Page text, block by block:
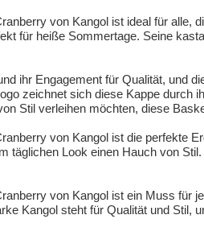
von Kangol ist ideal für
für heiße Sommertage. Seine
ihr Engagement für Qualität, und
zeichnet sich diese Kappe durch
Stil verleihen möchten, diese
von Kangol ist die perfekte
täglichen Look einen Hauch von
von Kangol ist ein Muss für
Kangol steht für Qualität und